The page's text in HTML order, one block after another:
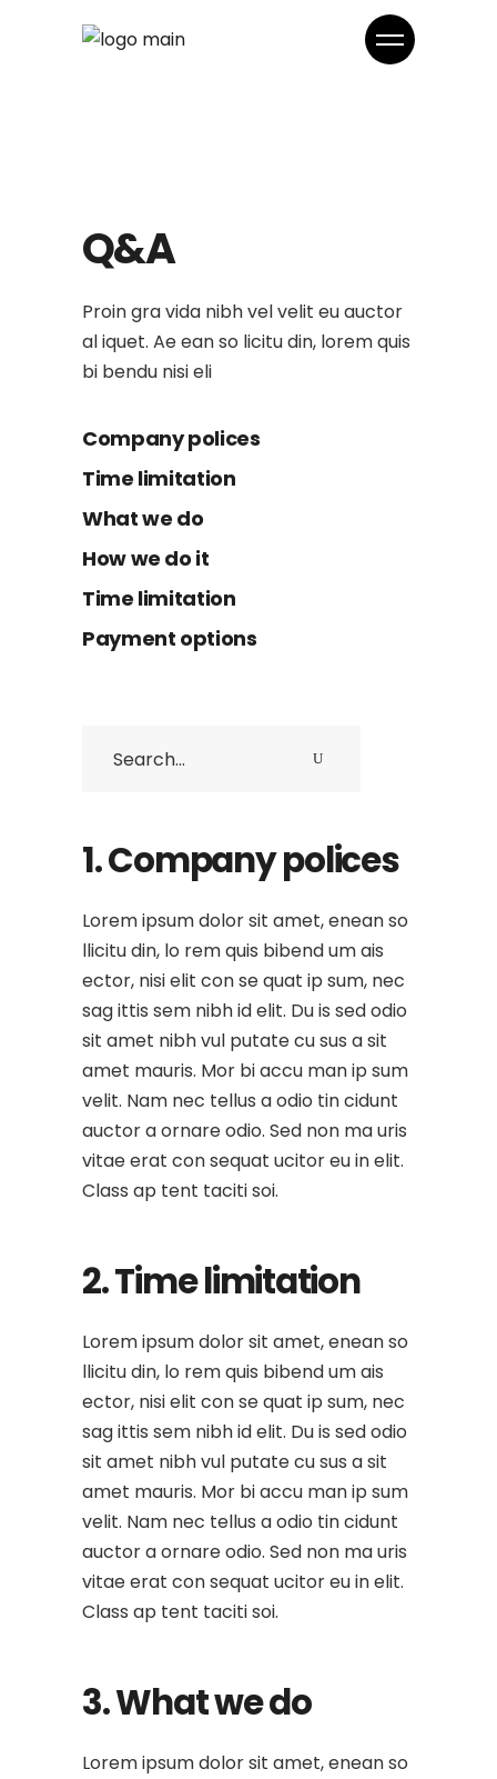
Q&A
Proin gra vida nibh vel velit eu auctor
al iquet. Ae ean so licitu din, lorem quis
bi bendu nisi eli
Company polices
Time limitation
What we do
How we do it
Time limitation
Payment options
1. Company polices
Lorem ipsum dolor sit amet, enean so
llicitu din, lo rem quis bibend um ais
ector, nisi elit con se quat ip sum, nec
sag ittis sem nibh id elit. Du is sed odio
sit amet nibh vul putate cu sus a sit
amet mauris. Mor bi accu man ip sum
velit. Nam nec tellus a odio tin cidunt
auctor a ornare odio. Sed non ma uris
vitae erat con sequat ucitor eu in elit.
Class ap tent taciti soi.
2. Time limitation
Lorem ipsum dolor sit amet, enean so
llicitu din, lo rem quis bibend um ais
ector, nisi elit con se quat ip sum, nec
sag ittis sem nibh id elit. Du is sed odio
sit amet nibh vul putate cu sus a sit
amet mauris. Mor bi accu man ip sum
velit. Nam nec tellus a odio tin cidunt
auctor a ornare odio. Sed non ma uris
vitae erat con sequat ucitor eu in elit.
Class ap tent taciti soi.
3. What we do
Lorem ipsum dolor sit amet, enean so